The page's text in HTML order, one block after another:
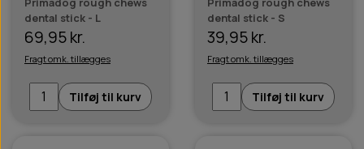
dental stick - L
69,95 kr.
Fragt omk. tillægges
Tilføj til kurv
dental stick - S
39,95 kr.
Fragt omk. tillægges
Tilføj til kurv